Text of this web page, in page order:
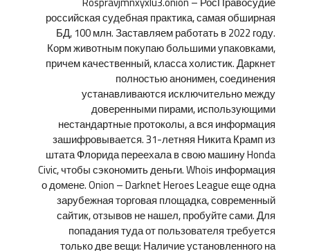
российская судебная практика, самая обширная
БД, 100 млн. Заставляем работать в 2022 году.
Корм животным покупаю большими упаковками,
причем качественный, класса холистик. Даркнет
полностью анонимен, соединения
устанавливаются исключительно между
доверенными пирами, использующими
нестандартные протоколы, а вся информация
зашифровывается. 31-летняя Никита Крамп из
штата Флорида переехала в свою машину Honda
Civic, чтобы сэкономить деньги. Whois информация
о домене. Onion – Darknet Heroes League еще одна
зарубежная торговая площадка, современный
сайтик, отзывов не нашел, пробуйте сами. Для
попадания туда от пользователя требуется
только две вещи: Наличие установленного на